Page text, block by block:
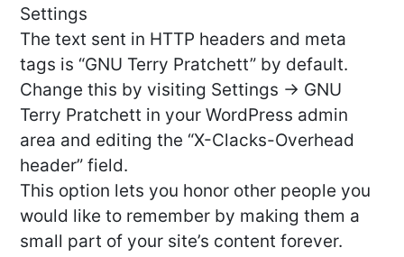
Settings
The text sent in HTTP headers and meta
tags is “GNU Terry Pratchett” by default.
Change this by visiting Settings → GNU
Terry Pratchett in your WordPress admin
area and editing the “X-Clacks-Overhead
header” field.
This option lets you honor other people you
would like to remember by making them a
small part of your site’s content forever.